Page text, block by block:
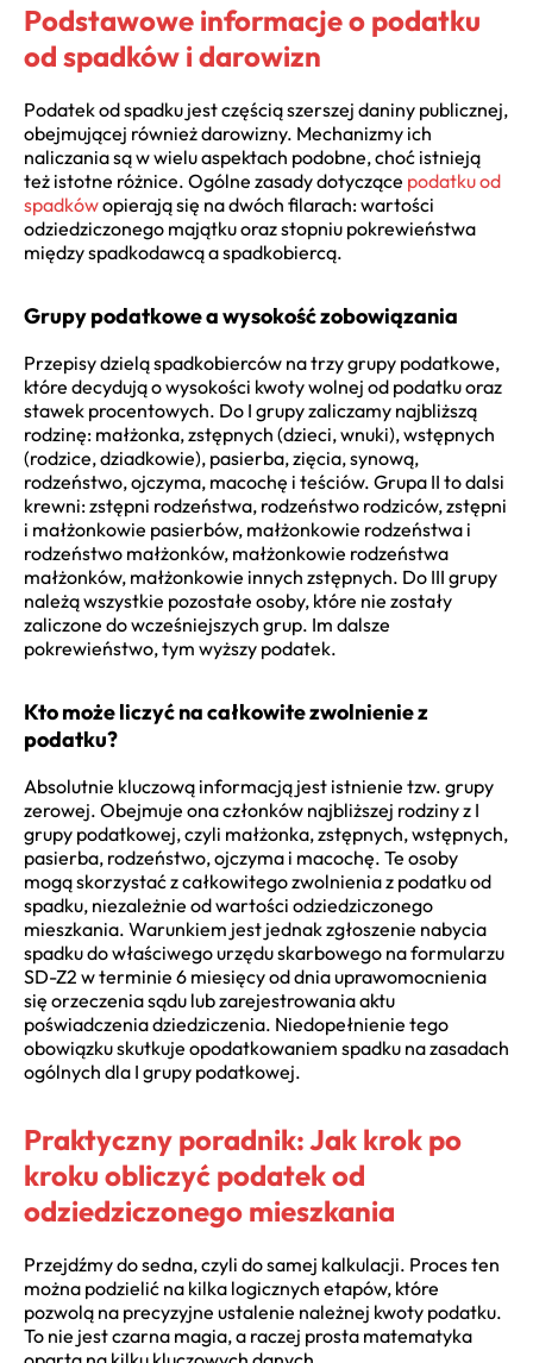
Podstawowe informacje o podatku
od spadków i darowizn
Podatek od spadku jest częścią szerszej daniny publicznej,
obejmującej również darowizny. Mechanizmy ich
naliczania są w wielu aspektach podobne, choć istnieją
też istotne różnice. Ogólne zasady dotyczące podatku od
spadkówopierają się na dwóch filarach: wartości
odziedziczonego majątku oraz stopniu pokrewieństwa
między spadkodawcą a spadkobiercą.
Grupy podatkowe a wysokość zobowiązania
Przepisy dzielą spadkobierców na trzy grupy podatkowe,
które decydują o wysokości kwoty wolnej od podatku oraz
stawek procentowych. Do I grupy zaliczamy najbliższą
rodzinę: małżonka, zstępnych (dzieci, wnuki), wstępnych
(rodzice, dziadkowie), pasierba, zięcia, synową,
rodzeństwo, ojczyma, macochę i teściów. Grupa II to dalsi
krewni: zstępni rodzeństwa, rodzeństwo rodziców, zstępni
i małżonkowie pasierbów, małżonkowie rodzeństwa i
rodzeństwo małżonków, małżonkowie rodzeństwa
małżonków, małżonkowie innych zstępnych. Do III grupy
należą wszystkie pozostałe osoby, które nie zostały
zaliczone do wcześniejszych grup. Im dalsze
pokrewieństwo, tym wyższy podatek.
Kto może liczyć na całkowite zwolnienie z
podatku?
Absolutnie kluczową informacją jest istnienie tzw. grupy
zerowej. Obejmuje ona członków najbliższej rodziny z I
grupy podatkowej, czyli małżonka, zstępnych, wstępnych,
pasierba, rodzeństwo, ojczyma i macochę. Te osoby
mogą skorzystać z całkowitego zwolnienia z podatku od
spadku, niezależnie od wartości odziedziczonego
mieszkania. Warunkiem jest jednak zgłoszenie nabycia
spadku do właściwego urzędu skarbowego na formularzu
SD-Z2 w terminie 6 miesięcy od dnia uprawomocnienia
się orzeczenia sądu lub zarejestrowania aktu
poświadczenia dziedziczenia. Niedopełnienie tego
obowiązku skutkuje opodatkowaniem spadku na zasadach
ogólnych dla I grupy podatkowej.
Praktyczny poradnik: Jak krok po
kroku obliczyć podatek od
odziedziczonego mieszkania
Przejdźmy do sedna, czyli do samej kalkulacji. Proces ten
można podzielić na kilka logicznych etapów, które
pozwolą na precyzyjne ustalenie należnej kwoty podatku.
To nie jest czarna magia, a raczej prosta matematyka